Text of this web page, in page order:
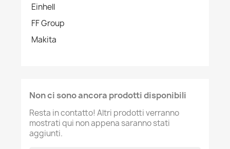
Einhell
FF Group
Makita
Non ci sono ancora prodotti disponibili
Resta in contatto! Altri prodotti verranno
mostrati qui non appena saranno stati
aggiunti.